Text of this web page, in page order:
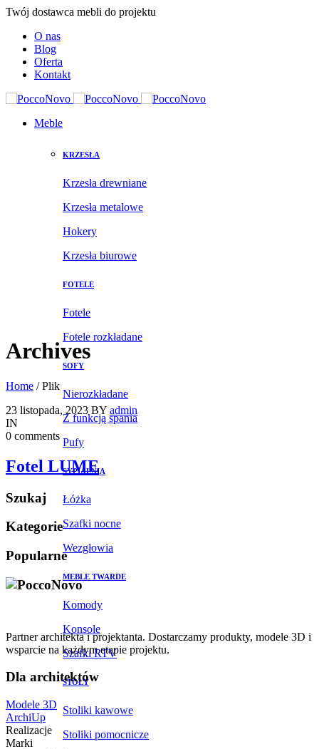
Twój dostawca mebli do projektu
O nas
Blog
Oferta
Kontakt
Meble
KRZESŁA
Krzesła drewniane
Krzesła metalowe
Hokery
Krzesła biurowe
FOTELE
Fotele
Fotele rozkładane
SOFY
Nierozkładane
Z funkcją spania
Pufy
SYPIALNIA
Łóżka
Szafki nocne
Wezgłowia
MEBLE TWARDE
Komody
Konsole
Szafki RTV
STOŁY
Stoliki kawowe
Stoliki pomocnicze
Archives
Home / Plik
23 listopada, 2023 BY admin
IN
0 comments
Fotel LUME
Szukaj
Kategorie
Popularne
Partner architekta i projektanta. Dostarczamy produkty, modele 3D i
wsparcie na każdym etapie projektu.
Dla architektów
Modele 3D
ArchiUp
Realizacje
Marki